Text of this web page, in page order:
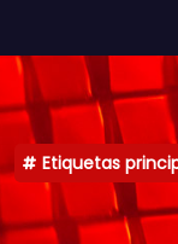
Etiquetas